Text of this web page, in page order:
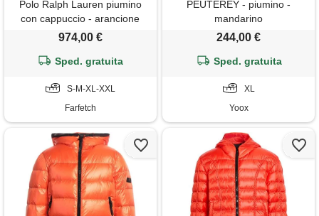
Polo Ralph Lauren piumino
con cappuccio - arancione
974,00 €
Sped. gratuita
S-M-XL-XXL
Farfetch
PEUTEREY - piumino -
mandarino
244,00 €
Sped. gratuita
XL
Yoox